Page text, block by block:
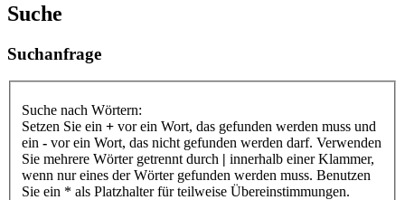
Suche
Suchanfrage
Suche nach Wörtern:
Setzen Sie ein + vor ein Wort, das gefunden werden muss und
ein - vor ein Wort, das nicht gefunden werden darf. Verwenden
Sie mehrere Wörter getrennt durch | innerhalb einer Klammer,
wenn nur eines der Wörter gefunden werden muss. Benutzen
Sie ein * als Platzhalter für teilweise Übereinstimmungen.